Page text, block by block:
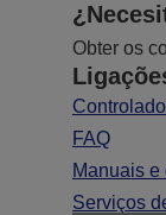
Obter os
FAQ
Manuais
Serviços